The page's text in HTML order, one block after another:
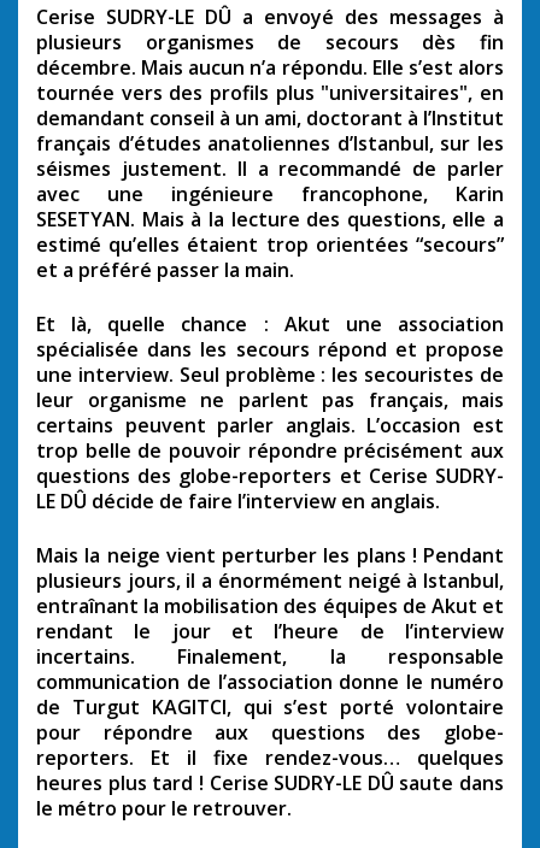
Cerise SUDRY-LE DÛ a envoyé des messages à
plusieurs organismes de secours dès fin
décembre. Mais aucun n’a répondu. Elle s’est alors
tournée vers des profils plus "universitaires", en
demandant conseil à un ami, doctorant à l’Institut
français d’études anatoliennes d’Istanbul, sur les
séismes justement. Il a recommandé de parler
avec une ingénieure francophone, Karin
SESETYAN. Mais à la lecture des questions, elle a
estimé qu’elles étaient trop orientées “secours”
et a préféré passer la main.
Et là, quelle chance : Akut une association
spécialisée dans les secours répond et propose
une interview. Seul problème : les secouristes de
leur organisme ne parlent pas français, mais
certains peuvent parler anglais. L’occasion est
trop belle de pouvoir répondre précisément aux
questions des globe-reporters et Cerise SUDRY-
LE DÛ décide de faire l’interview en anglais.
Mais la neige vient perturber les plans ! Pendant
plusieurs jours, il a énormément neigé à Istanbul,
entraînant la mobilisation des équipes de Akut et
rendant le jour et l’heure de l’interview
incertains. Finalement, la responsable
communication de l’association donne le numéro
de Turgut KAGITCI, qui s’est porté volontaire
pour répondre aux questions des globe-
reporters. Et il fixe rendez-vous… quelques
heures plus tard ! Cerise SUDRY-LE DÛ saute dans
le métro pour le retrouver.